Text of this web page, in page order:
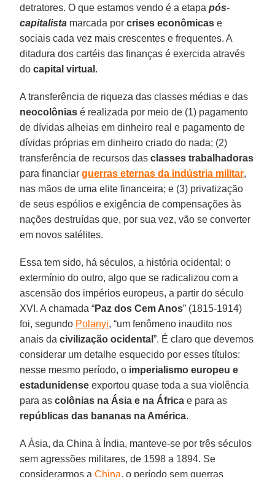
detratores. O que estamos vendo é a etapapós-
capitalista marcada porcrises econômicas e
sociais cada vez mais crescentes e frequentes. A
ditadura dos cartéis das finanças é exercida através
docapital virtual .
A transferência de riqueza das classes médias e das
neocolônias é realizada por meio de (1) pagamento
de dívidas alheias em dinheiro real e pagamento de
dívidas próprias em dinheiro criado do nada; (2)
transferência de recursos dasclasses trabalhadoras
para financiarguerras eternas da indústria militar,
nas mãos de uma elite financeira; e (3) privatização
de seus espólios e exigência de compensações às
nações destruídas que, por sua vez, vão se converter
em novos satélites.
Essa tem sido, há séculos, a história ocidental: o
extermínio do outro, algo que se radicalizou com a
ascensão dos impérios europeus, a partir do século
XVI. A chamada “Paz dos Cem Anos” (1815-1914)
foi, segundo Polanyi, “um fenômeno inaudito nos
anais dacivilização ocidental”. É claro que devemos
considerar um detalhe esquecido por esses títulos:
nesse mesmo período, o imperialismo europeu e
estadunidense exportou quase toda a sua violência
para ascolônias na Ásia e na África e para as
repúblicas das bananas na América.
A Ásia, da China à Índia, manteve-se por três séculos
sem agressões militares, de 1598 a 1894. Se
considerarmos aChina, o período sem guerras